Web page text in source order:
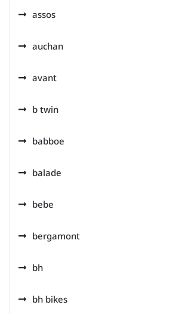
assos
auchan
avant
b twin
babboe
balade
bebe
bergamont
bh
bh bikes